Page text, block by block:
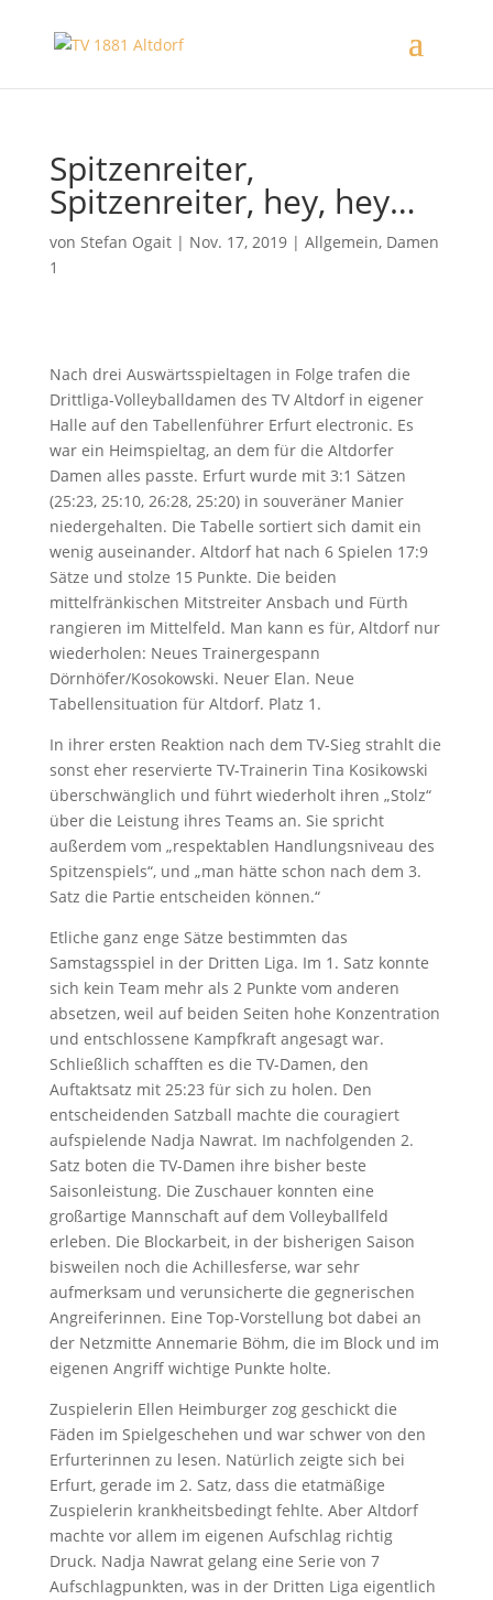
Spitzenreiter,
Spitzenreiter, hey, hey…
von Stefan Ogait| Nov. 17, 2019| Allgemein, Damen
1
Nach drei Auswärtsspieltagen in Folge trafen die
Drittliga-Volleyballdamen des TV Altdorf in eigener
Halle auf den Tabellenführer Erfurt electronic. Es
war ein Heimspieltag, an dem für die Altdorfer
Damen alles passte. Erfurt wurde mit 3:1 Sätzen
(25:23, 25:10, 26:28, 25:20) in souveräner Manier
niedergehalten. Die Tabelle sortiert sich damit ein
wenig auseinander. Altdorf hat nach 6 Spielen 17:9
Sätze und stolze 15 Punkte. Die beiden
mittelfränkischen Mitstreiter Ansbach und Fürth
rangieren im Mittelfeld. Man kann es für, Altdorf nur
wiederholen: Neues Trainergespann
Dörnhöfer/Kosokowski. Neuer Elan. Neue
Tabellensituation für Altdorf. Platz 1.
In ihrer ersten Reaktion nach dem TV-Sieg strahlt die
sonst eher reservierte TV-Trainerin Tina Kosikowski
überschwänglich und führt wiederholt ihren „Stolz“
über die Leistung ihres Teams an. Sie spricht
außerdem vom „respektablen Handlungsniveau des
Spitzenspiels“, und „man hätte schon nach dem 3.
Satz die Partie entscheiden können.“
Etliche ganz enge Sätze bestimmten das
Samstagsspiel in der Dritten Liga. Im 1. Satz konnte
sich kein Team mehr als 2 Punkte vom anderen
absetzen, weil auf beiden Seiten hohe Konzentration
und entschlossene Kampfkraft angesagt war.
Schließlich schafften es die TV-Damen, den
Auftaktsatz mit 25:23 für sich zu holen. Den
entscheidenden Satzball machte die couragiert
aufspielende Nadja Nawrat. Im nachfolgenden 2.
Satz boten die TV-Damen ihre bisher beste
Saisonleistung. Die Zuschauer konnten eine
großartige Mannschaft auf dem Volleyballfeld
erleben. Die Blockarbeit, in der bisherigen Saison
bisweilen noch die Achillesferse, war sehr
aufmerksam und verunsicherte die gegnerischen
Angreiferinnen. Eine Top-Vorstellung bot dabei an
der Netzmitte Annemarie Böhm, die im Block und im
eigenen Angriff wichtige Punkte holte.
Zuspielerin Ellen Heimburger zog geschickt die
Fäden im Spielgeschehen und war schwer von den
Erfurterinnen zu lesen. Natürlich zeigte sich bei
Erfurt, gerade im 2. Satz, dass die etatmäßige
Zuspielerin krankheitsbedingt fehlte. Aber Altdorf
machte vor allem im eigenen Aufschlag richtig
Druck. Nadja Nawrat gelang eine Serie von 7
Aufschlagpunkten, was in der Dritten Liga eigentlich